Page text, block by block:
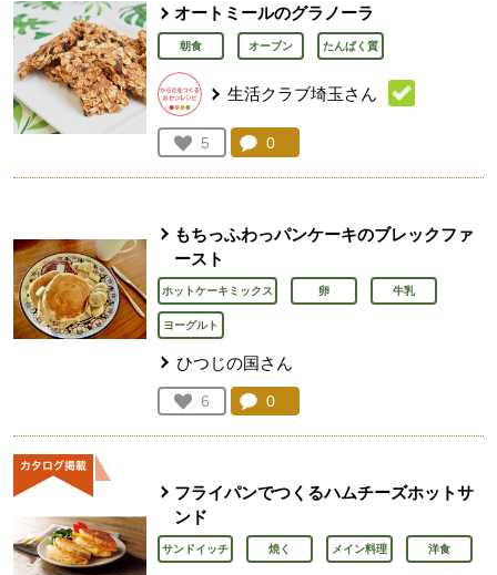
オートミールのグラノーラ
朝食 オーブン たんぱく質
生活クラブ埼玉さん
お気に入り登録：
5
人が登録
コメント：
0
もちっふわっパンケーキのブレックファ
ースト
ホットケーキミックス 卵 牛乳
ヨーグルト
ひつじの国さん
お気に入り登録：
6
人が登録
コメント：
0
フライパンでつくるハムチーズホットサ
ンド
サンドイッチ 焼く メイン料理 洋食